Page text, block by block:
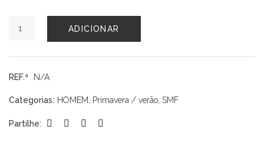
de
SMF
ADICIONAR
REF.ª N/A
Categorias: HOMEM, Primavera / verão, SMF
Partilhe: